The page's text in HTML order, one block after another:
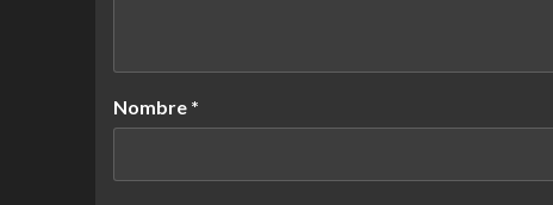
Nombre *